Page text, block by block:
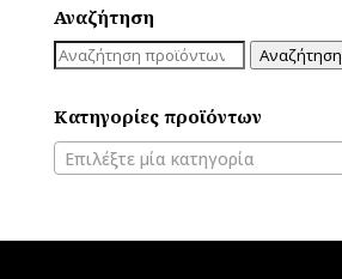
Αναζήτηση
Αναζήτηση
Αναζήτηση
Κατηγορίες προϊόντων
Επιλέξτε μία κατηγορία